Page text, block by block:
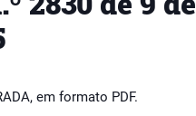
em formato PDF.